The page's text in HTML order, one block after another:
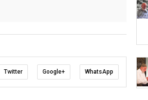
Twitter Google+ WhatsApp